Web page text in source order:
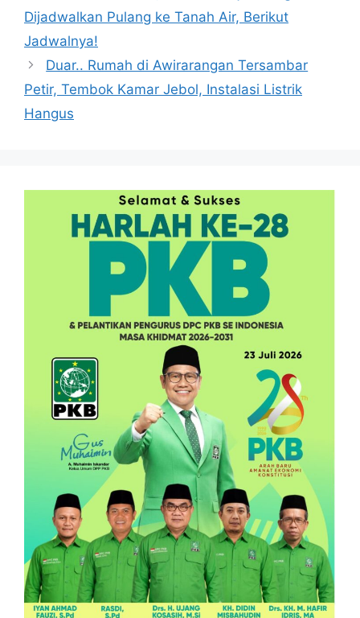
Dijadwalkan Pulang ke Tanah Air, Berikut
Jadwalnya!
Duar.. Rumah di Awirarangan Tersambar
Petir, Tembok Kamar Jebol, Instalasi Listrik
Hangus